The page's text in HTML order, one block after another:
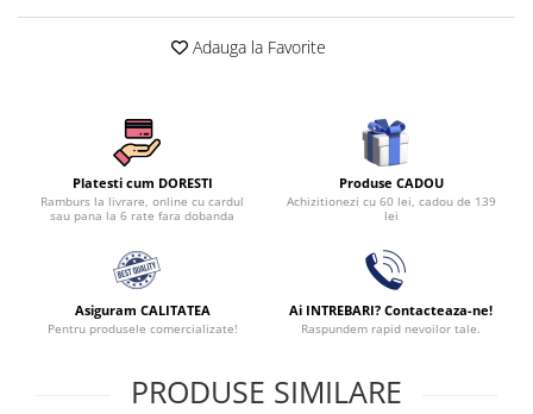
Lenjerii De Pat Damasc 1 Persoana
Adauga la Favorite
Platesti cum DORESTI
Ramburs la livrare, online cu cardul
sau pana la 6 rate fara dobanda
Produse CADOU
Achizitionezi cu 60 lei, cadou de 139
lei
Asiguram CALITATEA
Pentru produsele comercializate!
Ai INTREBARI? Contacteaza-ne!
Raspundem rapid nevoilor tale.
PRODUSE SIMILARE